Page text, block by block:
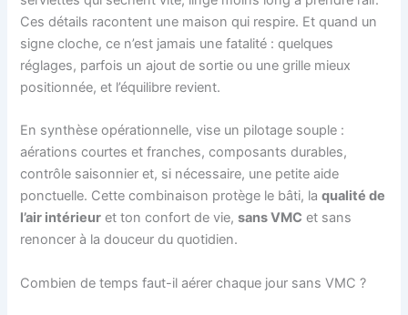
Ces détails racontent une maison qui respire. Et quand un
signe cloche, ce n’est jamais une fatalité : quelques
réglages, parfois un ajout de sortie ou une grille mieux
positionnée, et l’équilibre revient.
En synthèse opérationnelle, vise un pilotage souple :
aérations courtes et franches, composants durables,
contrôle saisonnier et, si nécessaire, une petite aide
ponctuelle. Cette combinaison protège le bâti, laqualité de
l’air intérieur et ton confort de vie,sans VMC et sans
renoncer à la douceur du quotidien.
Combien de temps faut-il aérer chaque jour sans VMC ?